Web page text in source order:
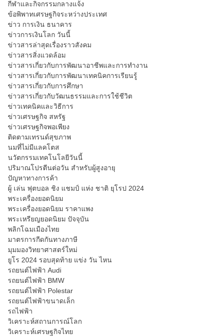
กีฬาและกิจกรรมกลางแจ้ง
ข้อพิพาทเศรษฐกิจระหว่างประเทศ
ข่าว การเงิน ธนาคาร
ข่าวการเงินโลก วันนี้
ข่าวสารล่าสุดเรื่องราวสังคม
ข่าวสารสิ่งแวดล้อม
ข่าวสารเกี่ยวกับการพัฒนาอาชีพและการทำงาน
ข่าวสารเกี่ยวกับการพัฒนาเทคนิคการเรียนรู้
ข่าวสารเกี่ยวกับการศึกษา
ข่าวสารเกี่ยวกับวัฒนธรรมและการใช้ชีวิต
ข่าวเทคนิคและวิธีการ
ข่าวเศรษฐกิจ สหรัฐ
ข่าวเศรษฐกิจพอเพียง
ติดตามเทรนด์สุขภาพ
นมที่ไม่มีแลคโตส
นวัตกรรมเทคโนโลยีวันนี้
ปริมาณโปรตีนต่อวัน สำหรับผู้สูงอายุ
ปัญหาทางการค้า
ผู้ เล่น ฟุตบอล ชิง แชมป์ แห่ง ชาติ ยุโรป 2024
พระเครื่องยอดนิยม
พระเครื่องยอดนิยม ราคาแพง
พระเหรียญยอดนิยม ปัจจุบัน
พลิกโฉมเมืองไทย
มาตรการกีดกันทางภาษี
มุมมองวิทยาศาสตร์ใหม่
ยูโร 2024 รอบสุดท้าย แข่ง วัน ไหน
รถยนต์ไฟฟ้า Audi
รถยนต์ไฟฟ้า BMW
รถยนต์ไฟฟ้า Polestar
รถยนต์ไฟฟ้าขนาดเล็ก
รถไฟฟ้า
วิเคราะห์สถานการณ์โลก
วิเคราะห์เศรษฐกิจไทย